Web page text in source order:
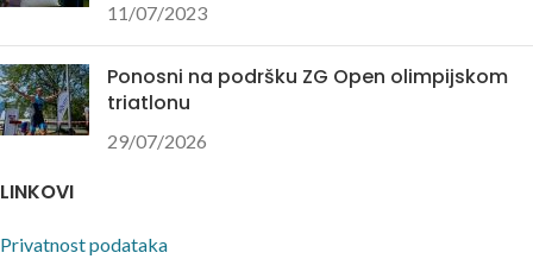
11/07/2023
Ponosni na podršku ZG Open olimpijskom
triatlonu
29/07/2026
LINKOVI
Privatnost podataka